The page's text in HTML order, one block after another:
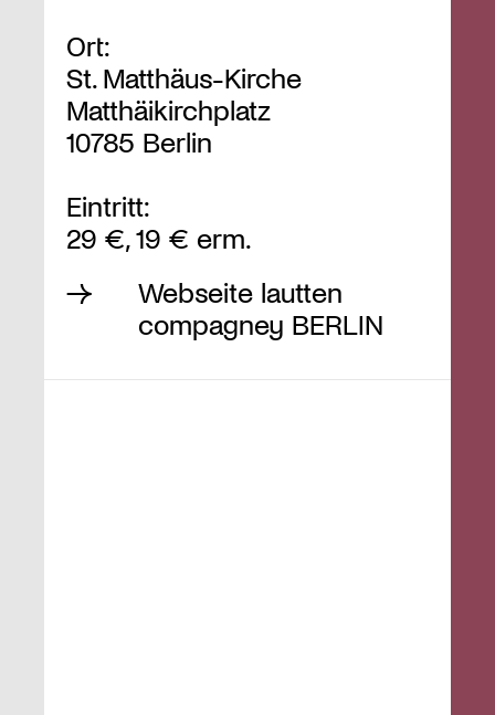
Ort:
St. Matthäus-Kirche
Matthäikirchplatz
10785 Berlin
Eintritt:
29 €, 19 € erm.
Webseite lautten
compagney BERLIN